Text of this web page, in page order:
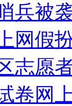
兵被
网假
志愿
卷网